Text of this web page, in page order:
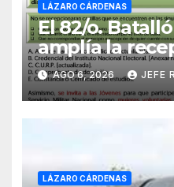
LÁZARO CÁRDENAS
El 82/o.
amplía la
documentos
Catilla del
Nacional
AGO 6, 2026 JEFE
LÁZARO CÁRDENAS